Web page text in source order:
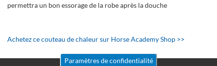
permettra un bon essorage de la robe après la douche
Achetez ce couteau de chaleur sur Horse Academy Shop >>
Paramètres de confidentialité